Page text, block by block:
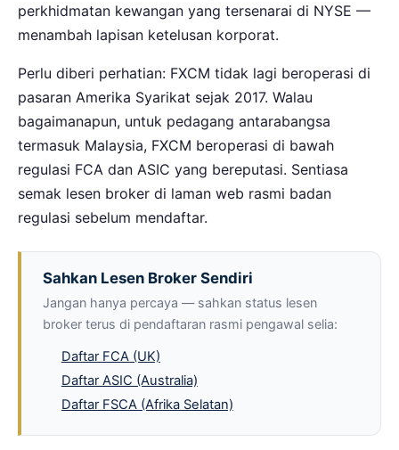
perkhidmatan kewangan yang tersenarai di NYSE —
menambah lapisan ketelusan korporat.
Perlu diberi perhatian: FXCM tidak lagi beroperasi di
pasaran Amerika Syarikat sejak 2017. Walau
bagaimanapun, untuk pedagang antarabangsa
termasuk Malaysia, FXCM beroperasi di bawah
regulasi FCA dan ASIC yang bereputasi. Sentiasa
semak lesen broker di laman web rasmi badan
regulasi sebelum mendaftar.
Sahkan Lesen Broker Sendiri
Jangan hanya percaya — sahkan status lesen
broker terus di pendaftaran rasmi pengawal selia:
Daftar FCA (UK)
Daftar ASIC (Australia)
Daftar FSCA (Afrika Selatan)